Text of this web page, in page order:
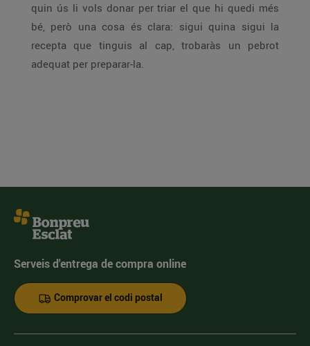
quin ús li vols donar per triar el que hi quedi més
bé, però una cosa és clara: sigui quina sigui la
recepta que tinguis al cap, trobaràs un pebrot
adequat per preparar-la.
Serveis d'entrega de compra online
Comprovar el codi postal